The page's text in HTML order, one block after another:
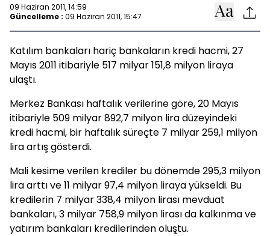
09 Haziran 2011, 14:59
Güncelleme : 09 Haziran 2011, 15:47
Katılım bankaları hariç bankaların kredi hacmi, 27
Mayıs 2011 itibariyle 517 milyar 151,8 milyon liraya
ulaştı.
Merkez Bankası haftalık verilerine göre, 20 Mayıs
itibariyle 509 milyar 892,7 milyon lira düzeyindeki
kredi hacmi, bir haftalık süreçte 7 milyar 259,1 milyon
lira artış gösterdi.
Mali kesime verilen krediler bu dönemde 295,3 milyon
lira arttı ve 11 milyar 97,4 milyon liraya yükseldi. Bu
kredilerin 7 milyar 338,4 milyon lirası mevduat
bankaları, 3 milyar 758,9 milyon lirası da kalkınma ve
yatırım bankaları kredilerinden oluştu.